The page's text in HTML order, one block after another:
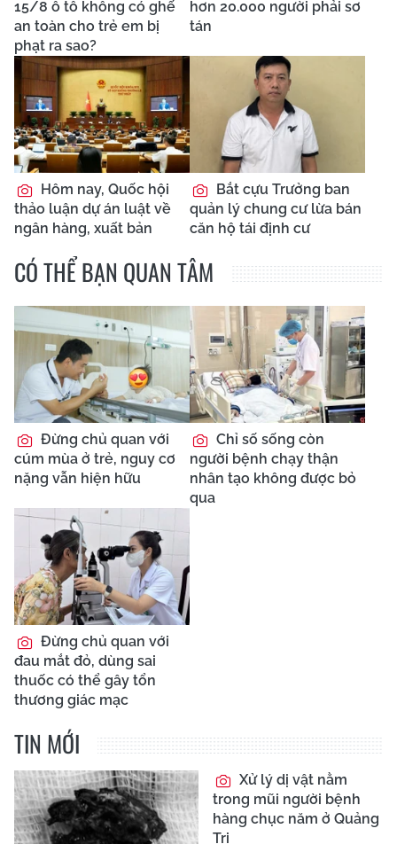
15/8 ô tô không có ghế
an toàn cho trẻ em bị
phạt ra sao?
hơn 20.000 người phải sơ
tán
Hôm nay, Quốc hội
thảo luận dự án luật về
ngân hàng, xuất bản
Bắt cựu Trưởng ban
quản lý chung cư lừa bán
căn hộ tái định cư
CÓ THỂ BẠN QUAN TÂM
Đừng chủ quan với
cúm mùa ở trẻ, nguy cơ
nặng vẫn hiện hữu
Chỉ số sống còn
người bệnh chạy thận
nhân tạo không được bỏ
qua
Đừng chủ quan với
đau mắt đỏ, dùng sai
thuốc có thể gây tổn
thương giác mạc
TIN MỚI
Xử lý dị vật nằm
trong mũi người bệnh
hàng chục năm ở Quảng
Trị